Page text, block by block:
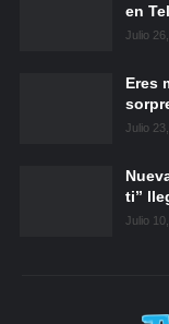
en
Julio
Eres
Julio
ti”
Julio